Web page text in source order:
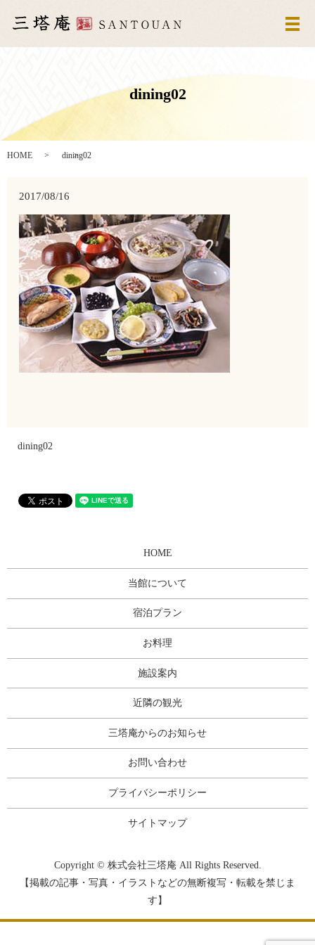
メ
dining02
HOME dining02
2017/08/16
dining02
HOME
当館について
宿泊プラン
お料理
施設案内
近隣の観光
三塔庵からのお知らせ
お問い合わせ
プライバシーポリシー
サイトマップ
Copyright © 株式会社三塔庵 All Rights Reserved.
【掲載の記事・写真・イラストなどの無断複写・転載を禁じま
す】